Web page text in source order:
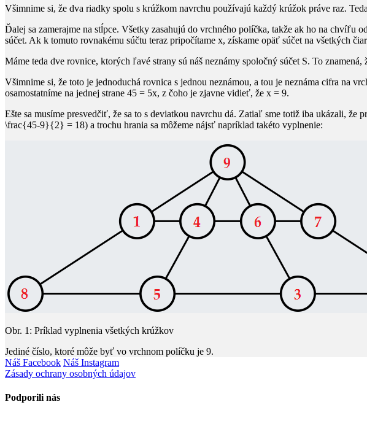
Všimnime si, že dva riadky spolu s krúžkom navrchu používajú každý krúžok práve raz.
Ďalej sa zamerajme na stĺpce. Všetky zasahujú do vrchného políčka, takže ak ho na chvíľu
súčet. Ak k tomuto rovnakému súčtu teraz pripočítame x, získame opäť súčet na všetkých
Máme teda dve rovnice, ktorých ľavé strany sú náš neznámy spoločný súčet S. To znamená,
Všimnime si, že toto je jednoduchá rovnica s jednou neznámou, a tou je neznáma cifra na
osamostatníme na jednej strane 45 = 5x, z čoho je zjavne vidieť, že x = 9.
Ešte sa musíme presvedčiť, že sa to s deviatkou navrchu dá. Zatiaľ sme totiž iba ukázali, že
\frac{45-9}{2} = 18) a trochu hrania sa môžeme nájsť napríklad takéto vyplnenie:
Obr. 1: Príklad vyplnenia všetkých krúžkov
Jediné číslo, ktoré môže byť vo vrchnom políčku je 9.
Náš Facebook Náš Instagram
Zásady ochrany osobných údajov
Podporili nás